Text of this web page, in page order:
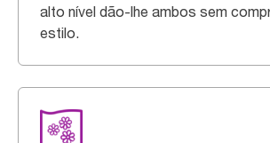
alto nível dão-lhe ambos sem
estilo.